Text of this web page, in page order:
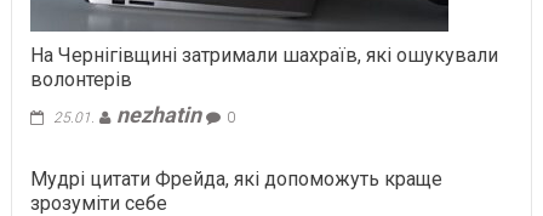
На Чернігівщині затримали шахраїв, які ошукували
волонтерів
25.01. nezhatin 0
Мудрі цитати Фрейда, які допоможуть краще
зрозуміти себе